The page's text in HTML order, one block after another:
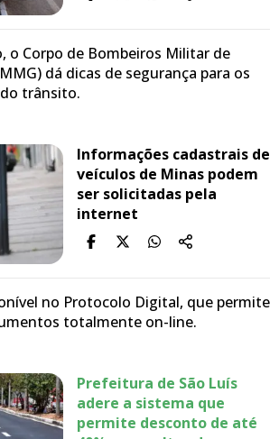
o Corpo de Bombeiros Militar de
dá dicas de segurança para os
trânsito.
Informações cadastrais de
veículos de Minas podem
ser solicitadas pela
internet
no Protocolo Digital, que permite
totalmente on-line.
Prefeitura de São Luís
adere a sistema que
permite desconto de até